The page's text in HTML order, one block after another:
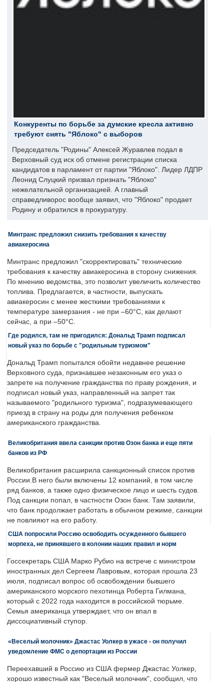
Конкуренты по борьбе за думские кресла активно
требуют снять "Яблоко" с выборов
Председатель "Родины" Алексей Журавлев подал в
Верховный суд иск об отмене регистрации списка
кандидатов в парламент от партии "Яблоко". Лидер ЛДПР
Леонид Слуцкий призвал признать "Яблоко"
нежелательной организацией. А главный
справедливорос вообще заявил, что "Яблоко" продает
Родину и обратился в прокуратуру.
Минтранс предложил снизить требования к качеству
авиакеросина
Минтранс предложил "скорректировать" технические
требования к качеству авиакеросина в сторону снижения.
По мнению ведомства, это позволит увеличить количество
топлива. Предлагается, в частности, выпускать
авиакеросин с менее жесткими требованиями к
температуре замерзания - не при –60°C, как делают
сейчас, а при –50°C.
Где родился, там не пригодился: Дональд Трамп подписал
новый указ по борьбе с "родильным туризмом"
Дональд Трамп попытался обойти недавнее решение
Верховного суда, признавшее незаконным его указ о
запрете на получение гражданства по праву рождения, и
подписал новый указ, направленный на запрет так
называемого "родильного туризма", подразумевающего
приезд в страну на роды для получения ребенком
американского гражданства.
Великобритания ввела санкции против Озон банка и еще пяти
банков из РФ
Великобритания расширила санкционный список против
России.В него были включены 12 компаний, в том числе
ряд банков, а также одно физическое лицо и шесть судов.
Под санкции попал, в частности Озон банк. Там заявили,
что банк продолжает работать в обычном режиме, санкции
не повлияют на его работу.
США попросили Россию освободить осужденного бывшего
морпеха, не принявшего в колонии наших правил и норм
Госсекретарь США Марко Рубио на встрече с министром
иностранных дел Сергеем Лавровым, которая прошла 23
июля, подписал вопрос об освобождении бывшего
американского морского пехотинца Роберта Гилмана,
который с 2022 года находится в российской тюрьме.
Семья американца утверждает, что он впал в
диссоциативный ступор.
«Веселый молочник» Джастас Уолкер в ужасе - он получил
уведомление ФМС о депортации из России
Переехавший в Россию из США фермер Джастас Уолкер,
хорошо известный как "Веселый молочник", сообщил, что